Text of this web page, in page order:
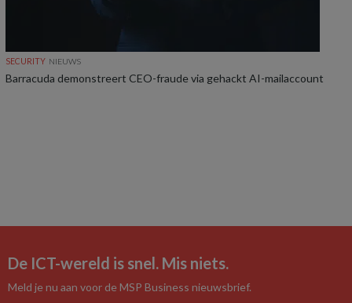
SECURITY NIEUWS
Barracuda demonstreert CEO-fraude via gehackt AI-mailaccount
De ICT-wereld is snel. Mis niets.
Meld je nu aan voor de MSP Business nieuwsbrief.